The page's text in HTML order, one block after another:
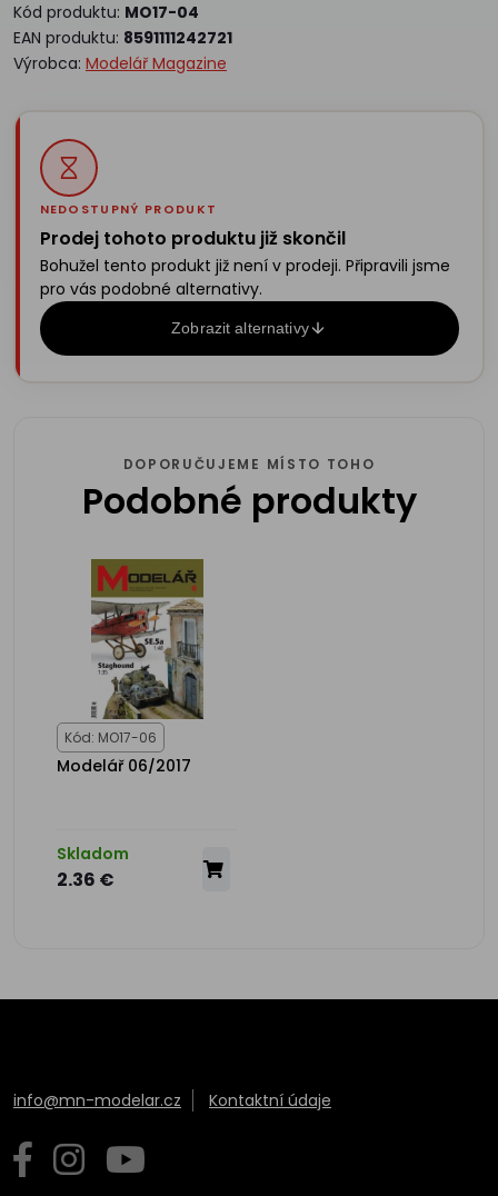
Kód produktu: MO17-04
EAN produktu: 8591111242721
Výrobca: Modelář Magazine
NEDOSTUPNÝ PRODUKT
Prodej tohoto produktu již skončil
Bohužel tento produkt již není v prodeji. Připravili jsme
pro vás podobné alternativy.
Zobrazit alternativy
DOPORUČUJEME MÍSTO TOHO
Podobné produkty
Kód: MO17-06
Modelář 06/2017
Skladom
2.36 €
info@mn-modelar.cz Kontaktní údaje